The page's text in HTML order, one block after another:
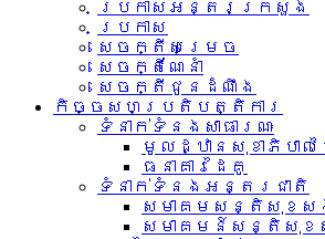
ប្រកាសអន្តរក្រសួង
ប្រកាស
សេចក្តីសម្រេច
សេចក្តីណែនាំ
សេចក្តីជូនដំណឹង
កិច្ចសហប្រតិបត្តិការ
ទំនាក់ទំនង​សាធារណៈ
មូលដ្ឋានសុខាភិបាល
ធនាគារដៃគូ
ទំនាក់​ទំនង​អន្តរ​ជាតិ
សមាគមសន្តិសុខស
សមាគមន៍សន្តិសុខ